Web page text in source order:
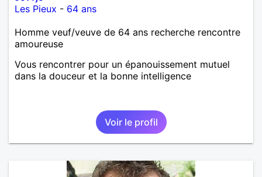
Les Pieux - 64 ans
Homme veuf/veuve de 64 ans recherche rencontre
amoureuse
Vous rencontrer pour un épanouissement mutuel
dans la douceur et la bonne intelligence
Voir le profil